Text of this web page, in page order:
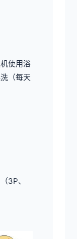
使用浴
（每天
3P、